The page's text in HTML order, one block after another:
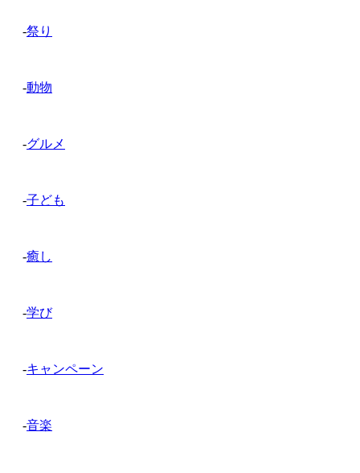
-祭り
-動物
-グルメ
-子ども
-癒し
-学び
-キャンペーン
-音楽